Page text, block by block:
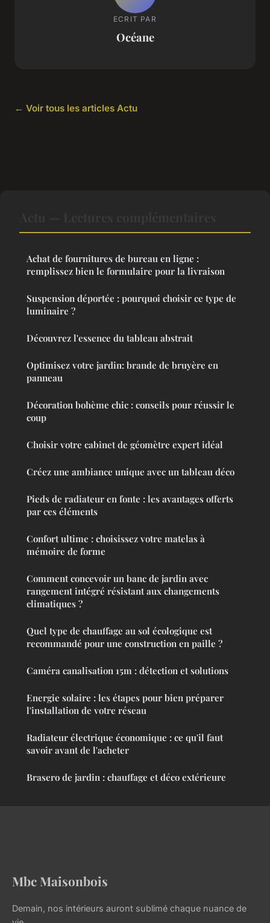
ECRIT PAR
Océane
← Voir tous les articles Actu
Achat de fournitures de bureau en ligne :
remplissez bien le formulaire pour la livraison
Suspension déportée : pourquoi choisir ce type de
luminaire ?
Découvrez l'essence du tableau abstrait
Optimisez votre jardin: brande de bruyère en
panneau
Décoration bohème chic : conseils pour réussir le
coup
Choisir votre cabinet de géomètre expert idéal
Créez une ambiance unique avec un tableau déco
Pieds de radiateur en fonte : les avantages offerts
par ces éléments
Confort ultime : choisissez votre matelas à
mémoire de forme
Comment concevoir un banc de jardin avec
rangement intégré résistant aux changements
climatiques ?
Quel type de chauffage au sol écologique est
recommandé pour une construction en paille ?
Caméra canalisation 15m : détection et solutions
Energie solaire : les étapes pour bien préparer
l'installation de votre réseau
Radiateur électrique économique : ce qu'il faut
savoir avant de l'acheter
Brasero de jardin : chauffage et déco extérieure
Mbc Maisonbois
Demain, nos intérieurs auront sublimé chaque nuance de